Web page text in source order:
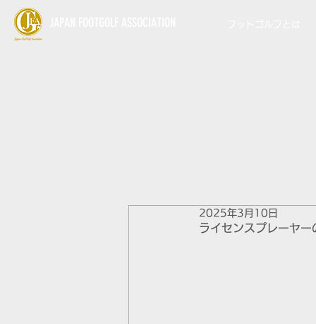
ライセンスプレーヤ
2025年3月10日